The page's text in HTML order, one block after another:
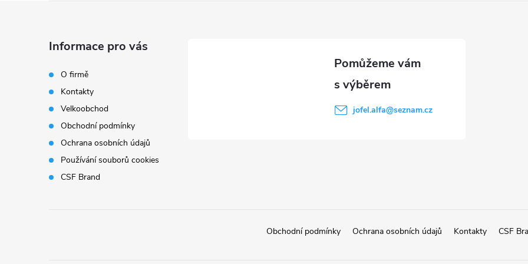
Informace pro vás
O firmě
Kontakty
Velkoobchod
Obchodní podmínky
Ochrana osobních údajů
Používání souborů cookies
CSF Brand
jofel.alfa@seznam.cz
Obchodní podmínky Ochrana osobních údajů Kontakty CSF